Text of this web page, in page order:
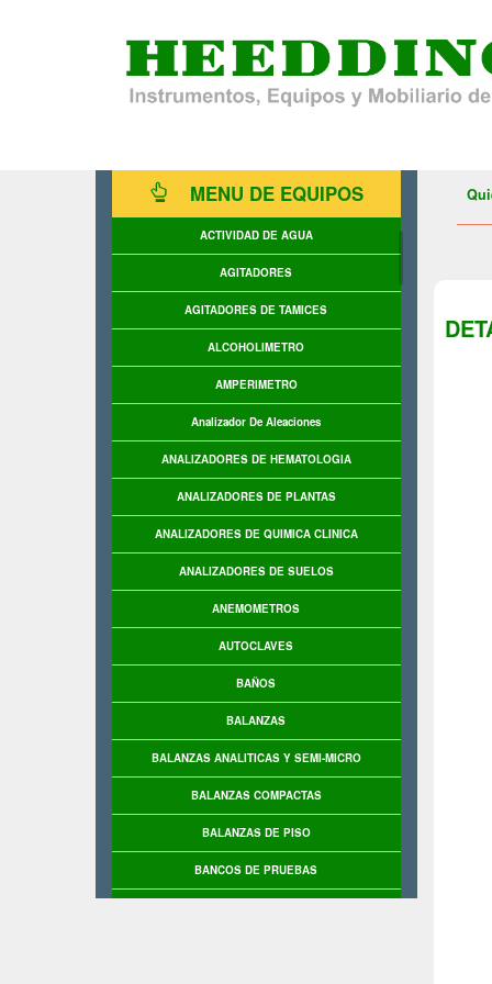
MENU DE EQUIPOS
ACTIVIDAD DE AGUA
AGITADORES
AGITADORES DE TAMICES
ALCOHOLIMETRO
AMPERIMETRO
Analizador De Aleaciones
ANALIZADORES DE HEMATOLOGIA
ANALIZADORES DE PLANTAS
ANALIZADORES DE QUIMICA CLINICA
ANALIZADORES DE SUELOS
ANEMOMETROS
AUTOCLAVES
BAÑOS
BALANZAS
BALANZAS ANALITICAS Y SEMI-MICRO
BALANZAS COMPACTAS
BALANZAS DE PISO
BANCOS DE PRUEBAS